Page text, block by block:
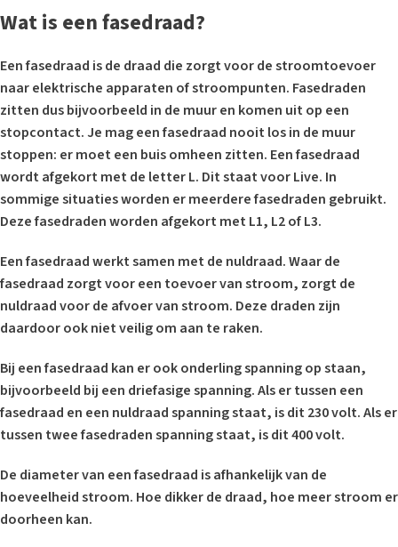
Wat is een fasedraad?
Een fasedraad is de draad die zorgt voor de stroomtoevoer
naar elektrische apparaten of stroompunten. Fasedraden
zitten dus bijvoorbeeld in de muur en komen uit op een
stopcontact. Je mag een fasedraad nooit los in de muur
stoppen: er moet een buis omheen zitten. Een fasedraad
wordt afgekort met de letter L. Dit staat voor Live. In
sommige situaties worden er meerdere fasedraden gebruikt.
Deze fasedraden worden afgekort met L1, L2 of L3.
Een fasedraad werkt samen met de nuldraad. Waar de
fasedraad zorgt voor een toevoer van stroom, zorgt de
nuldraad voor de afvoer van stroom. Deze draden zijn
daardoor ook niet veilig om aan te raken.
Bij een fasedraad kan er ook onderling spanning op staan,
bijvoorbeeld bij een driefasige spanning. Als er tussen een
fasedraad en een nuldraad spanning staat, is dit 230 volt. Als er
tussen twee fasedraden spanning staat, is dit 400 volt.
De diameter van een fasedraad is afhankelijk van de
hoeveelheid stroom. Hoe dikker de draad, hoe meer stroom er
doorheen kan.